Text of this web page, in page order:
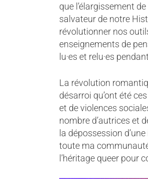
que l’élargissement
salvateur de notre
révolutionner nos
enseignements de
lu·es et relu·es
La révolution
désarroi qu’ont été
et de violences
nombre d’autrices et
la dépossession
toute ma
l’héritage queer pour